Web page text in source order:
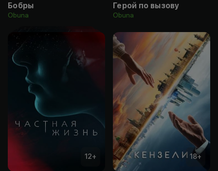
Бобры
Obuna
Герой по вызову
Obuna
12+ 18+